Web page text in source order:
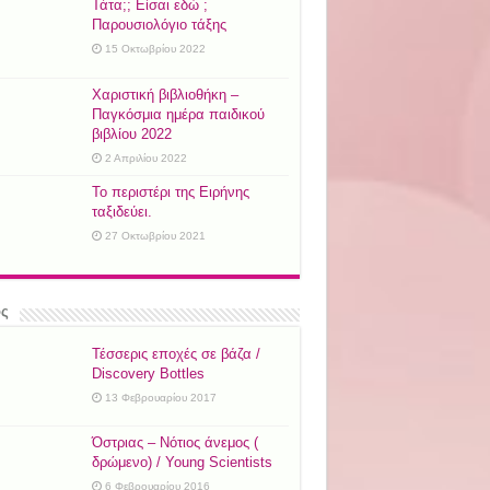
Τάτα;; Είσαι εδώ ;
Παρουσιολόγιο τάξης
15 Οκτωβρίου 2022
Χαριστική βιβλιοθήκη –
Παγκόσμια ημέρα παιδικού
βιβλίου 2022
2 Απριλίου 2022
Το περιστέρι της Ειρήνης
ταξιδεύει.
27 Οκτωβρίου 2021
Τέσσερις εποχές σε βάζα /
Discovery Bottles
13 Φεβρουαρίου 2017
Όστριας – Νότιος άνεμος (
δρώμενο) / Young Scientists
6 Φεβρουαρίου 2016